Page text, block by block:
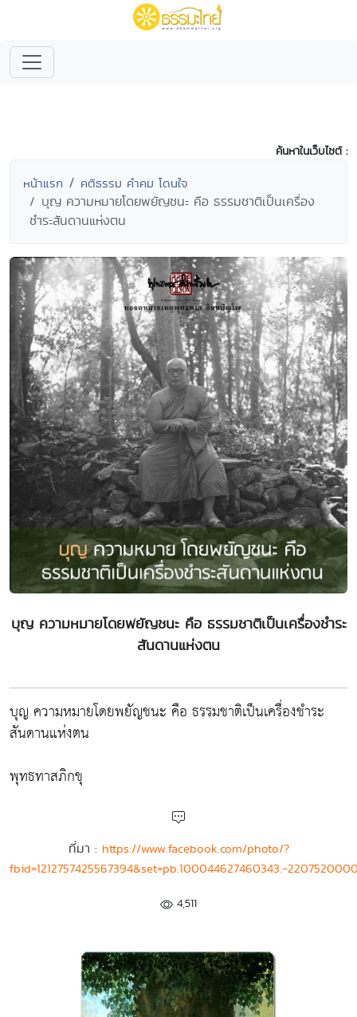
ค้นหาในเว็บไซต์ :
หน้าแรก คติธรรม คำคม โดนใจ
บุญ ความหมายโดยพยัญชนะ คือ ธรรมชาติเป็นเครื่อง
ชำระสันดานแห่งตน
บุญ ความหมายโดยพยัญชนะ คือ ธรรมชาติเป็นเครื่องชำระ
สันดานแห่งตน
บุญ ความหมายโดยพยัญชนะ คือ ธรรมชาติเป็นเครื่องชำระ
สันดานแห่งตน
พุทธทาสภิกขุ
ที่มา : https://www.facebook.com/photo/?
fbid=1212757425567394&set=pb.100044627460343.-
4,511